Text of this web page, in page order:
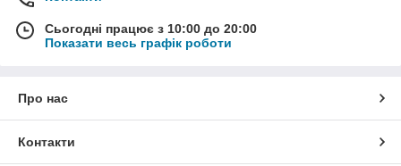
Сьогодні працює з 10:00 до 20:00
Показати весь графік роботи
Про нас
Контакти